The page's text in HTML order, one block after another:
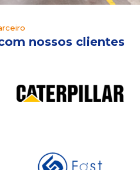
nossos clientes